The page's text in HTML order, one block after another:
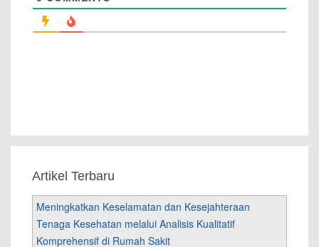
Artikel Terbaru
Meningkatkan Keselamatan dan Kesejahteraan
Tenaga Kesehatan melalui Analisis Kualitatif
Komprehensif di Rumah Sakit